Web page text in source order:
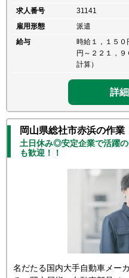
求人番号
31141
雇用形態
派遣
給与
時給１，１５０
円～２２１，
計算）
詳
岡山県総社市赤浜の作
土日休み◎安定企業で活躍
も歓迎！！
名だたる国内大手自動車メー